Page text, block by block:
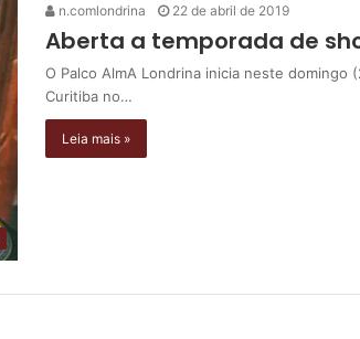
n.comlondrina 22 de abril de 2019
Aberta a temporada de
O Palco AlmA Londrina inicia neste
Curitiba no…
Leia mais »